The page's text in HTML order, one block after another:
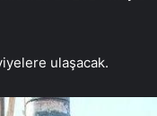
ulaşacak.